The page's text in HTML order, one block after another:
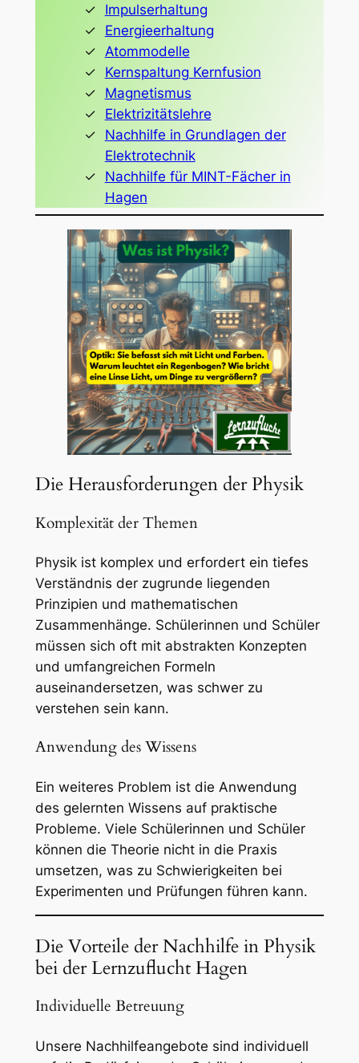
Impulserhaltung
Energieerhaltung
Atommodelle
Kernspaltung Kernfusion
Magnetismus
Elektrizitätslehre
Nachhilfe in Grundlagen der
Elektrotechnik
Nachhilfe für MINT-Fächer in
Hagen
Die Herausforderungen der Physik
Komplexität der Themen
Physik ist komplex und erfordert ein tiefes
Verständnis der zugrunde liegenden
Prinzipien und mathematischen
Zusammenhänge. Schülerinnen und Schüler
müssen sich oft mit abstrakten Konzepten
und umfangreichen Formeln
auseinandersetzen, was schwer zu
verstehen sein kann.
Anwendung des Wissens
Ein weiteres Problem ist die Anwendung
des gelernten Wissens auf praktische
Probleme. Viele Schülerinnen und Schüler
können die Theorie nicht in die Praxis
umsetzen, was zu Schwierigkeiten bei
Experimenten und Prüfungen führen kann.
Die Vorteile der Nachhilfe in Physik
bei der Lernzuflucht Hagen
Individuelle Betreuung
Unsere Nachhilfeangebote sind individuell